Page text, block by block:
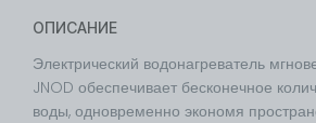
ОПИСАНИЕ
Электрический водонагреватель
JNOD обеспечивает бесконечное
воды, одновременно экономя